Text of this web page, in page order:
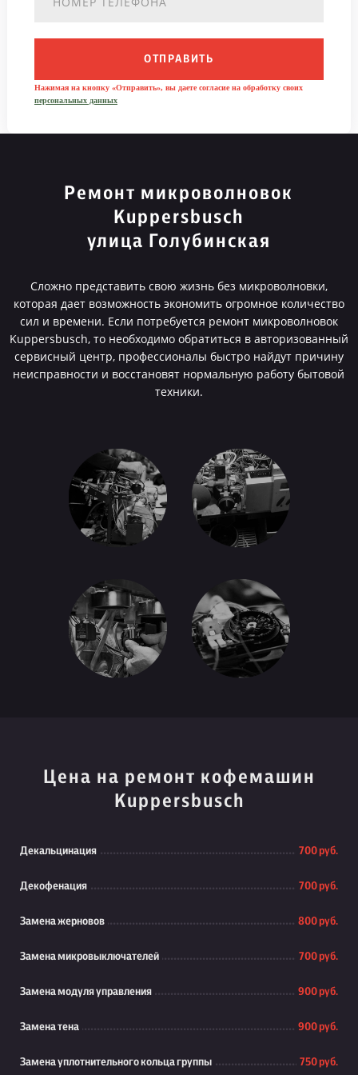
ОТПРАВИТЬ
Нажимая на кнопку «Отправить», вы даете согласие на обработку своих
персональных данных
Ремонт микроволновок
Kuppersbusch
улица Голубинская
Сложно представить свою жизнь без микроволновки,
которая дает возможность экономить огромное количество
сил и времени. Если потребуется ремонт микроволновок
Kuppersbusch, то необходимо обратиться в авторизованный
сервисный центр, профессионалы быстро найдут причину
неисправности и восстановят нормальную работу бытовой
техники.
Цена на ремонт кофемашин
Kuppersbusch
Декальцинация 700 руб.
Декофенация 700 руб.
Замена жерновов 800 руб.
Замена микровыключателей 700 руб.
Замена модуля управления 900 руб.
Замена тена 900 руб.
Замена уплотнительного кольца группы 750 руб.